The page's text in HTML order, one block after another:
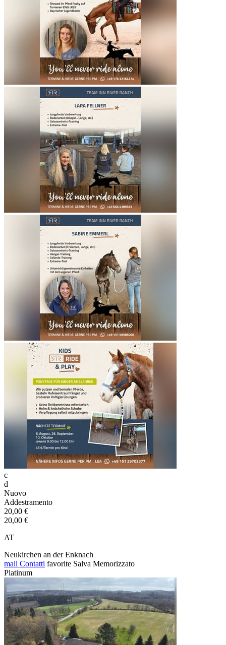
c
d
Nuovo
Addestramento
20,00 €
20,00 €
AT
Neukirchen an der Enknach
mail Contatti favorite Salva Memorizzato
Platinum